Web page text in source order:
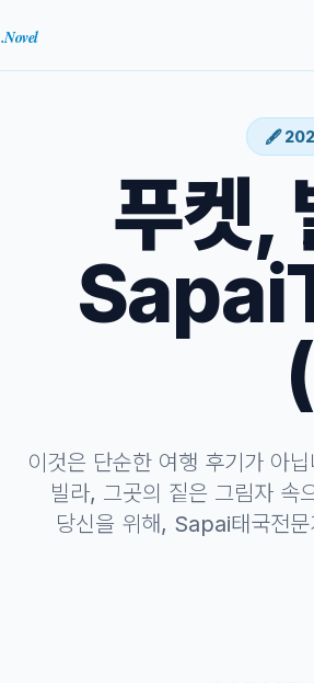
.Novel
🖋️
푸켓,
이것은 단순한 여행 후기가 아
빌라, 그곳의 짙은 그림자 속
당신을 위해, Sapai태국전